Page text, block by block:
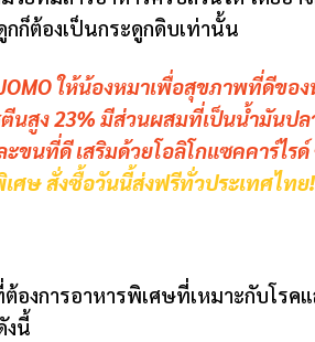
กก็ต้องเป็นกระดูกดิบเท่านั้น
ให้น้องหมาเพื่อสุขภาพที่ดีของ
ตีนสูง 23% มีส่วนผสมที่เป็นน้ำมันป
ขนที่ดี เสริมด้วยโอลิโกแซคคาร์ไร
ศษ สั่งซื้อวันนี้ส่งฟรีทั่วประเทศไทย
งการอาหารพิเศษที่เหมาะกับโรค
งนี้